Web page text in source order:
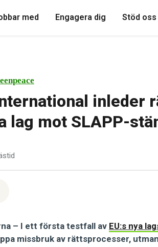
med Engagera dig Stöd oss
inleder
lag mot SLAPP-
– I ett första testfall av EU:s nya
missbruk av rättsprocesser,